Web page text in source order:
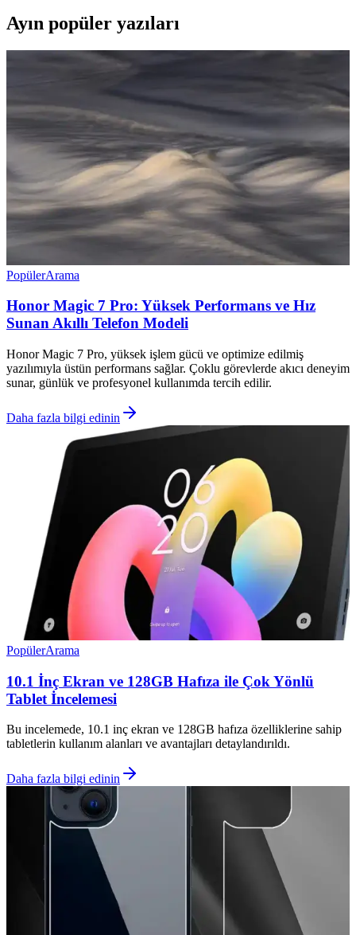
Ayın popüler yazıları
PopülerArama
Honor Magic 7 Pro: Yüksek Performans ve Hız
Sunan Akıllı Telefon Modeli
Honor Magic 7 Pro, yüksek işlem gücü ve optimize edilmiş
yazılımıyla üstün performans sağlar. Çoklu görevlerde akıcı deneyim
sunar, günlük ve profesyonel kullanımda tercih edilir.
Daha fazla bilgi edinin
PopülerArama
10.1 İnç Ekran ve 128GB Hafıza ile Çok Yönlü
Tablet İncelemesi
Bu incelemede, 10.1 inç ekran ve 128GB hafıza özelliklerine sahip
tabletlerin kullanım alanları ve avantajları detaylandırıldı.
Daha fazla bilgi edinin